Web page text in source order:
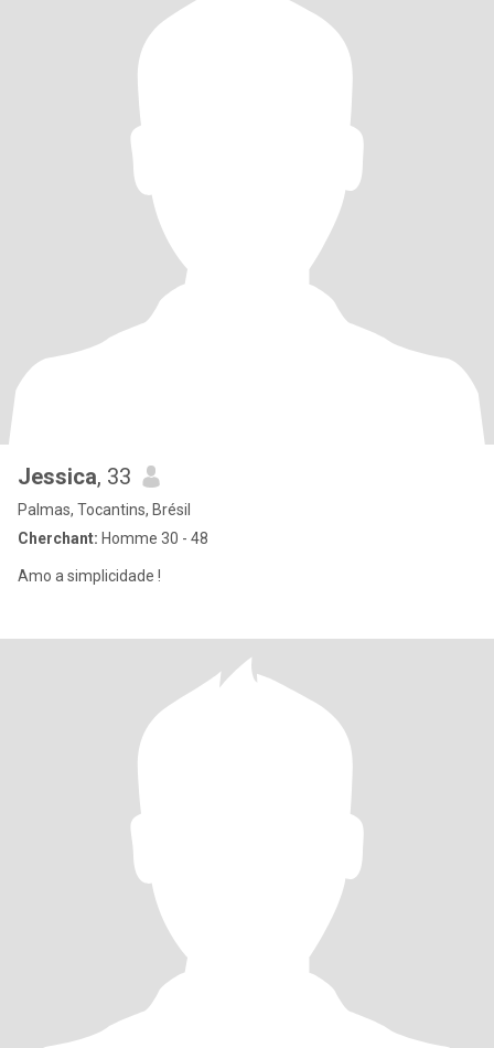
Jessica, 33
Palmas, Tocantins, Brésil
Cherchant: Homme 30 - 48
Amo a simplicidade !